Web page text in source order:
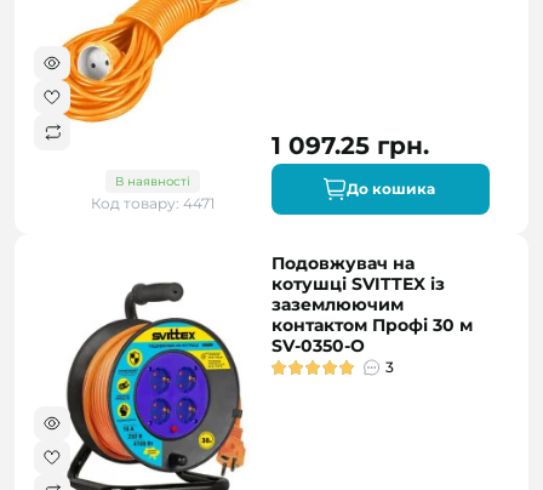
В наявності
Код товару: 4471
1 097.25 грн.
До кошика
Подовжувач на
котушці SVITTEX із
заземлюючим
контактом Профі 30 м
SV-0350-O
3